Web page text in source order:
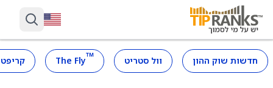
חדשות שוק ההון וול סטריט ™
The Fly